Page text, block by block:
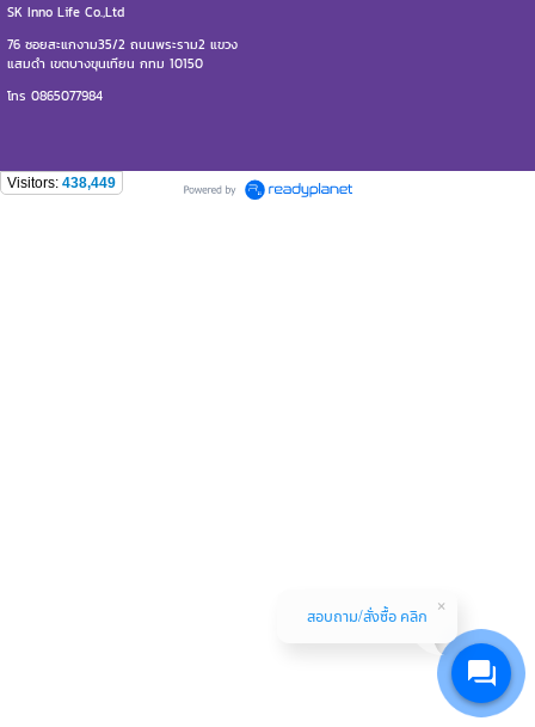
SK Inno Life Co.,Ltd
76 ซอยสะแกงาม35/2 ถนนพระราม2 แขวง
แสมดำ เขตบางขุนเทียน กทม 10150
โทร 0865077984
Visitors: 438,449
สอบถาม/สั่งซื้อ คลิก